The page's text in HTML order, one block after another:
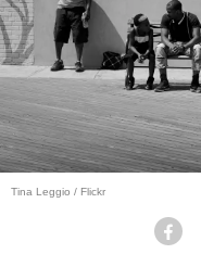
Tina Leggio / Flickr